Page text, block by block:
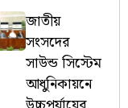
জাতীয়
সংসদের
সাউন্ড সিস্টেম
আধুনিকায়নে